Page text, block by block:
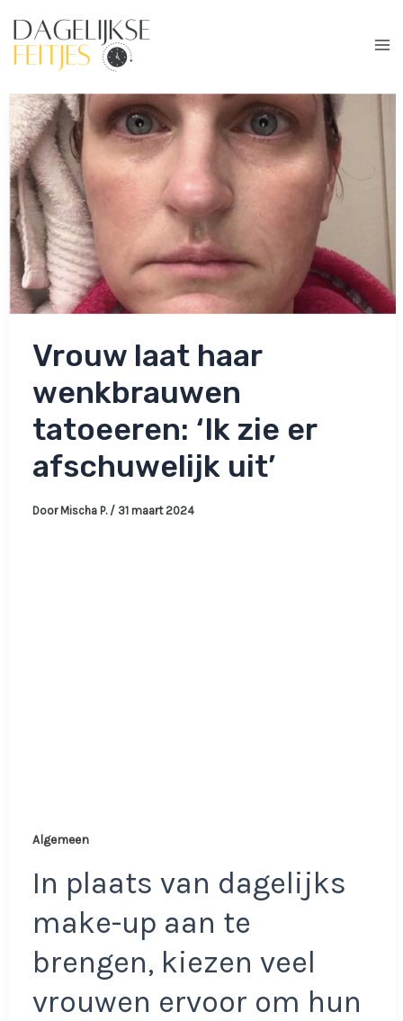
naar
Vrouw laat haar
wenkbrauwen
tatoeeren: ‘Ik zie er
afschuwelijk uit’
Door Mischa P. / 31 maart 2024
Algemeen
In plaats van dagelijks
make-up aan te
brengen, kiezen veel
vrouwen ervoor om hun